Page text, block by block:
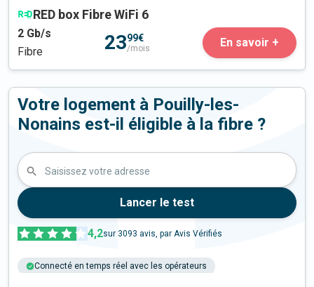
RED box Fibre WiFi 6
2 Gb/s
Fibre
2399€
/mois En savoir +
Votre logement à Pouilly-les-
Nonains est-il éligible à la fibre ?
Saisissez votre adresse
Lancer le test
4,2sur 3093 avis, par Avis Vérifiés
Connecté en temps réel avec les opérateurs